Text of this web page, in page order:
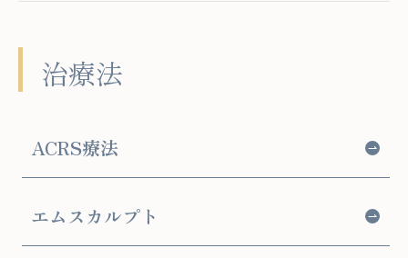
治療法
ACRS療法
エムスカルプト